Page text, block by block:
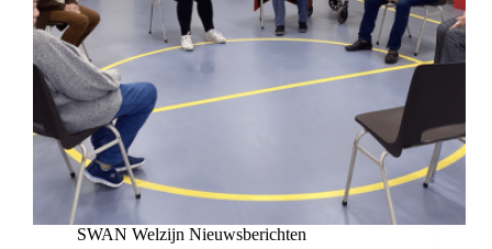
SWAN Welzijn Nieuwsberichten